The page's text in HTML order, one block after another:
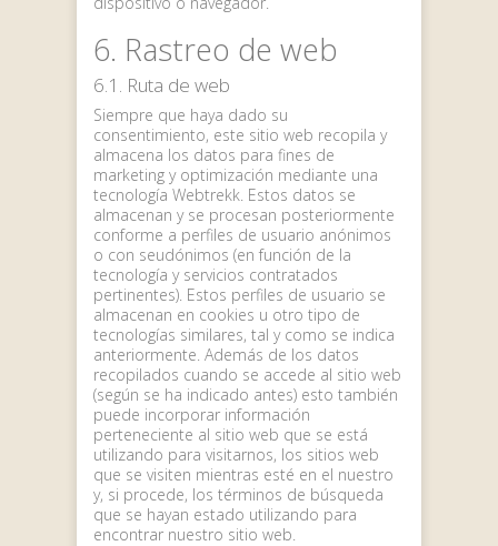
6. Rastreo de web
6.1. Ruta de web
Siempre que haya dado su
consentimiento, este sitio web recopila y
almacena los datos para fines de
marketing y optimización mediante una
tecnología Webtrekk. Estos datos se
almacenan y se procesan posteriormente
conforme a perfiles de usuario anónimos
o con seudónimos (en función de la
tecnología y servicios contratados
pertinentes). Estos perfiles de usuario se
almacenan en cookies u otro tipo de
tecnologías similares, tal y como se indica
anteriormente. Además de los datos
recopilados cuando se accede al sitio web
(según se ha indicado antes) esto también
puede incorporar información
perteneciente al sitio web que se está
utilizando para visitarnos, los sitios web
que se visiten mientras esté en el nuestro
y, si procede, los términos de búsqueda
que se hayan estado utilizando para
encontrar nuestro sitio web.